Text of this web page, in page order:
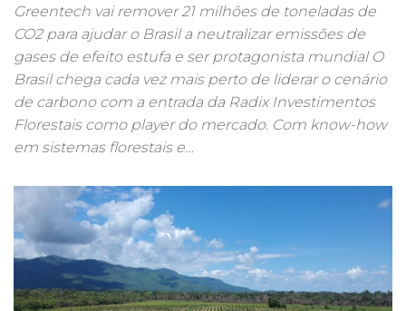
Greentech vai remover 21 milhões de toneladas de
CO2 para ajudar o Brasil a neutralizar emissões de
gases de efeito estufa e ser protagonista mundial O
Brasil chega cada vez mais perto de liderar o cenário
de carbono com a entrada da Radix Investimentos
Florestais como player do mercado. Com know-how
em sistemas florestais e…